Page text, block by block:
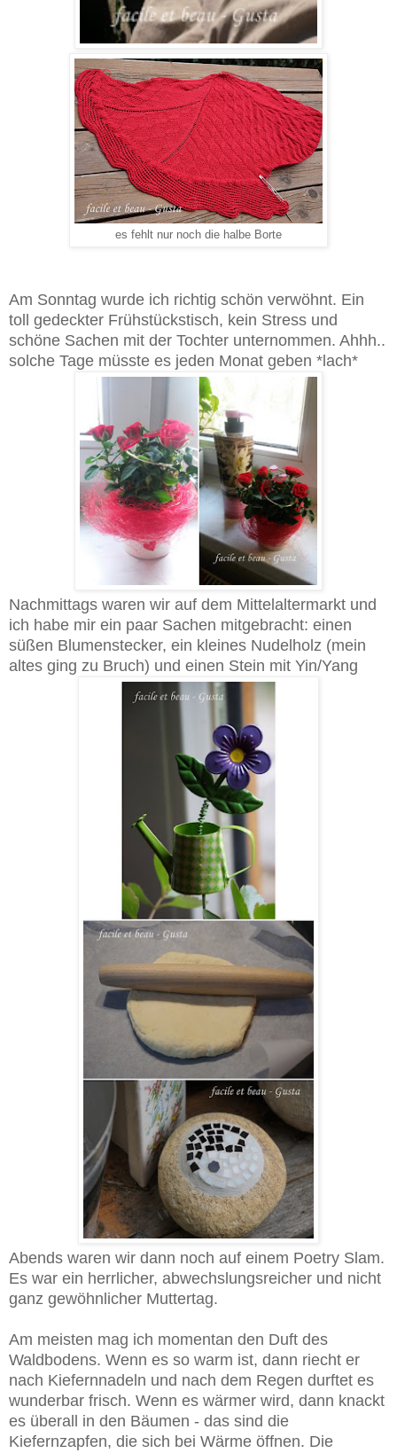
es fehlt nur noch die halbe Borte
Am Sonntag wurde ich richtig schön verwöhnt. Ein
toll gedeckter Frühstückstisch, kein Stress und
schöne Sachen mit der Tochter unternommen. Ahhh..
solche Tage müsste es jeden Monat geben *lach*
Nachmittags waren wir auf dem Mittelaltermarkt und
ich habe mir ein paar Sachen mitgebracht: einen
süßen Blumenstecker, ein kleines Nudelholz (mein
altes ging zu Bruch) und einen Stein mit Yin/Yang
Abends waren wir dann noch auf einem Poetry Slam.
Es war ein herrlicher, abwechslungsreicher und nicht
ganz gewöhnlicher Muttertag.
Am meisten mag ich momentan den Duft des
Waldbodens. Wenn es so warm ist, dann riecht er
nach Kiefernnadeln und nach dem Regen durftet es
wunderbar frisch. Wenn es wärmer wird, dann knackt
es überall in den Bäumen - das sind die
Kiefernzapfen, die sich bei Wärme öffnen. Die